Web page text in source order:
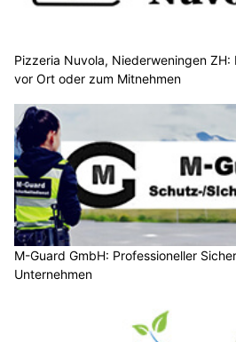
Pizzeria Nuvola, Niederweningen ZH:
vor Ort oder zum Mitnehmen
M-Guard GmbH: Professioneller
Unternehmen